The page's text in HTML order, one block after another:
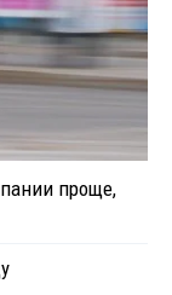
проще,